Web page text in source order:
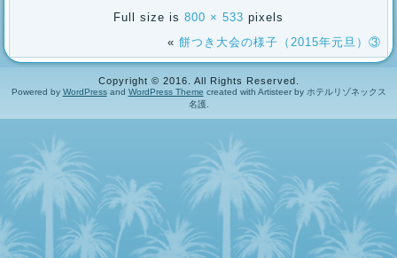
Full size is 800 × 533 pixels
« 餅つき大会の様子（2015年元旦）③
Copyright © 2016. All Rights Reserved.
Powered by WordPressand WordPress Theme created with Artisteer by ホテルリゾネックス
名護.